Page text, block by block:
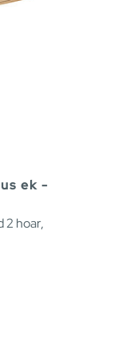
ek -
2 hoar,